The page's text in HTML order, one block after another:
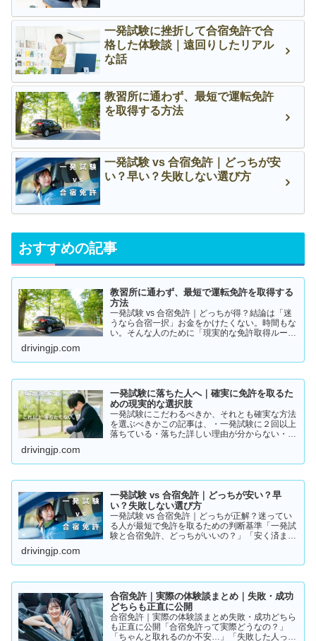
一発試験に挫折して合宿免許で合
格した体験談｜遠回りしたリアル
な話
教習所に通わず、最短で運転免許
を取得する方法
一発試験 vs 合宿免許｜どっちが安
い？早い？失敗しない選び方
おすすめの記事
教習所に通わず、最短で運転免許を取得する
方法
一発試験 vs 合宿免許｜どっちが得？結論は「迷
うなら合宿一択」お金をかけたくない。時間もな
い。そんな人のために「現実的な免許取得ルー
2つです。・一発試験…
drivingjp.com
一発試験に落ちた人へ｜確実に免許を取るた
めの現実的な選択肢
一発試験にこだわるべきか、それとも確実な方法
を選ぶべきかこの記事は、・一発試験に２回以上
落ちている・落ちた詳しい理由が分からない・こ
らに何回も落ちる・数…
drivingjp.com
一発試験 vs 合宿免許｜どっちが安い？早
い？失敗しない選び方
一発試験 vs 合宿免許｜どっちが正解？迷ってい
る人が最短で免許を取るための判断基準「一発試
験と合宿免許、どっちがいいの？」「安く済ませ
と、人によって最適…
drivingjp.com
合宿免許｜実際の体験談まとめ｜失敗・成功
どちらも正直に公開
合宿免許｜実際の体験談まとめ失敗・成功どちら
も正直に公開「合宿免許って実際どうなの？」
「ちゃんと取れるのか不安…」「失敗した人って